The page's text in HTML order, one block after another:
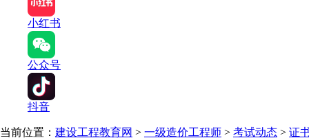
小红书
公众号
抖音
当前位置： 建设工程教育网 > 一级造价工程师 > 考试动态 > 证